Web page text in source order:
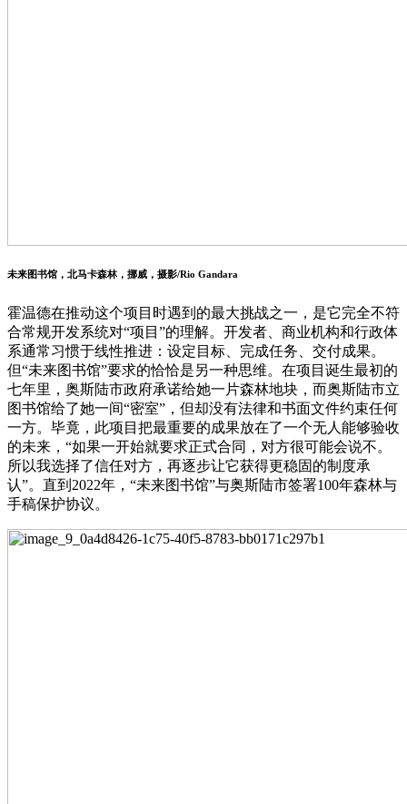
未来图书馆，北马卡森林，挪威，摄影/Rio Gandara
霍温德在推动这个项目时遇到的最大挑战之一，是它完全不符
合常规开发系统对“项目”的理解。开发者、商业机构和行政体
系通常习惯于线性推进：设定目标、完成任务、交付成果。
但“未来图书馆”要求的恰恰是另一种思维。在项目诞生最初的
七年里，奥斯陆市政府承诺给她一片森林地块，而奥斯陆市立
图书馆给了她一间“密室”，但却没有法律和书面文件约束任何
一方。毕竟，此项目把最重要的成果放在了一个无人能够验收
的未来，“如果一开始就要求正式合同，对方很可能会说不。
所以我选择了信任对方，再逐步让它获得更稳固的制度承
认”。直到2022年，“未来图书馆”与奥斯陆市签署100年森林与
手稿保护协议。